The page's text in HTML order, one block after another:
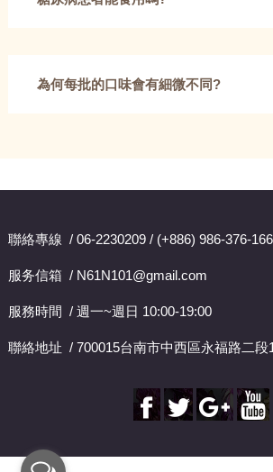
為何每批的口味會有細微不同?
聯絡專線 / 06-2230209 / (+886) 986-376-166
服务信箱 / N61N101@gmail.com
服務時間 / 週一~週日 10:00-19:00
聯絡地址 / 700015台南市中西區永福路二段